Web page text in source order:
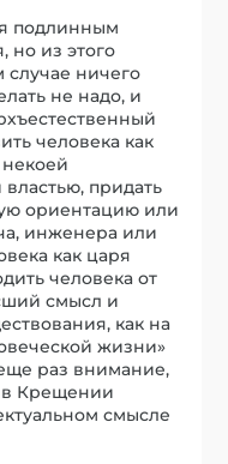
подлинным
но из этого
случае ничего
не надо, и
человека как
придать
ориентацию или
инженера или
как царя
человека от
смысл и
как на
жизни»
раз внимание,
в Крещении
смысле